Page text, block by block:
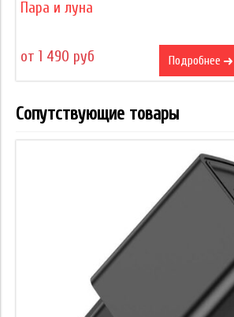
Пара и луна
от 1 490 руб Подробнее
Сопутствующие товары